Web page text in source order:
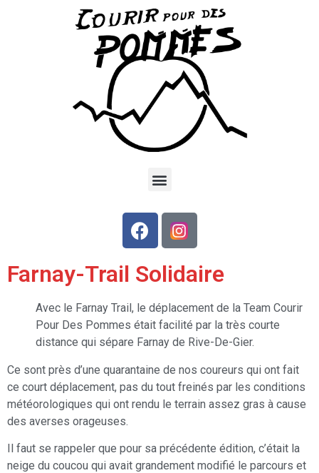
Farnay-Trail Solidaire
Avec le Farnay Trail, le déplacement de la Team Courir
Pour Des Pommes était facilité par la très courte
distance qui sépare Farnay de Rive-De-Gier.
Ce sont près d’une quarantaine de nos coureurs qui ont fait
ce court déplacement, pas du tout freinés par les conditions
météorologiques qui ont rendu le terrain assez gras à cause
des averses orageuses.
Il faut se rappeler que pour sa précédente édition, c’était la
neige du coucou qui avait grandement modifié le parcours et